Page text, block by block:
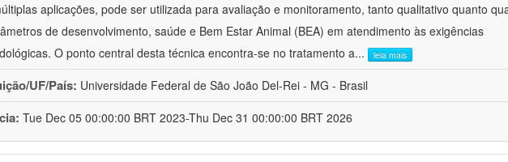
aplicações, pode ser utilizada para avaliação e monitoramento, tanto qualitativo quanto
de desenvolvimento, saúde e Bem Estar Animal (BEA) em atendimento às exigências
O ponto central desta técnica encontra-se no tratamento a... leia mais
UF/País: Universidade Federal de São João Del-Rei - MG - Brasil
Tue Dec 05 00:00:00 BRT 2023-Thu Dec 31 00:00:00 BRT 2026